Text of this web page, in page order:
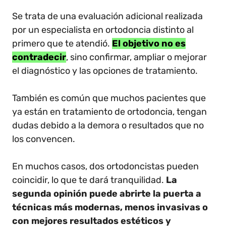
Se trata de una evaluación adicional realizada
por un especialista en ortodoncia distinto al
primero que te atendió. El objetivo no es
contradecir, sino confirmar, ampliar o mejorar
el diagnóstico y las opciones de tratamiento.
También es común que muchos pacientes que
ya están en tratamiento de ortodoncia, tengan
dudas debido a la demora o resultados que no
los convencen.
En muchos casos, dos ortodoncistas pueden
coincidir, lo que te dará tranquilidad. La
segunda opinión puede abrirte la puerta a
técnicas más modernas, menos invasivas o
con mejores resultados estéticos y